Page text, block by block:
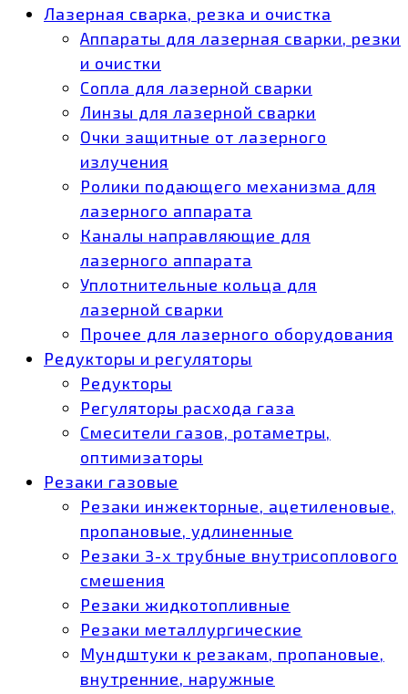
Лазерная сварка, резка и очистка
Аппараты для лазерная сварки, резки
и очистки
Сопла для лазерной сварки
Линзы для лазерной сварки
Очки защитные от лазерного
излучения
Ролики подающего механизма для
лазерного аппарата
Каналы направляющие для
лазерного аппарата
Уплотнительные кольца для
лазерной сварки
Прочее для лазерного оборудования
Редукторы и регуляторы
Редукторы
Регуляторы расхода газа
Смесители газов, ротаметры,
оптимизаторы
Резаки газовые
Резаки инжекторные, ацетиленовые,
пропановые, удлиненные
Резаки 3-х трубные внутрисоплового
смешения
Резаки жидкотопливные
Резаки металлургические
Мундштуки к резакам, пропановые,
внутренние, наружные